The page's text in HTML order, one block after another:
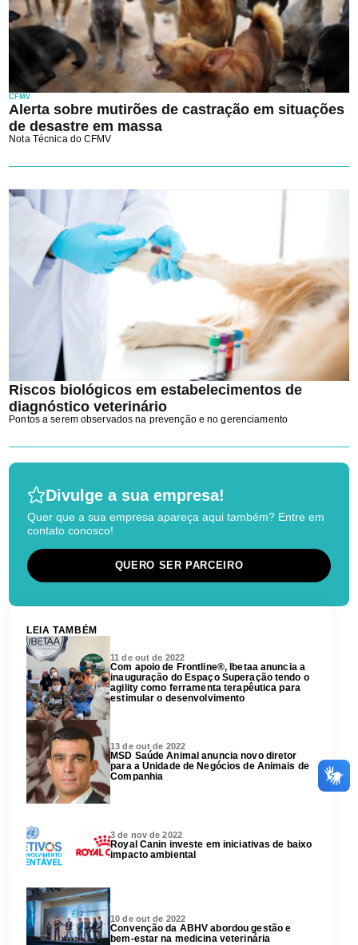
CFMV
Alerta sobre mutirões de castração em situações
de desastre em massa
Nota Técnica do CFMV
Riscos biológicos em estabelecimentos de
diagnóstico veterinário
Pontos a serem observados na prevenção e no gerenciamento
Divulge a sua empresa!
Quer que a sua empresa apareça aqui também? Entre em
contato conosco!
QUERO SER PARCEIRO
LEIA TAMBÉM
11 de out de 2022
Com apoio de Frontline®, Ibetaa anuncia a
inauguração do Espaço Superação tendo o
agility como ferramenta terapêutica para
estimular o desenvolvimento
13 de out de 2022
MSD Saúde Animal anuncia novo diretor
para a Unidade de Negócios de Animais de
Companhia
3 de nov de 2022
Royal Canin investe em iniciativas de baixo
impacto ambiental
10 de out de 2022
Convenção da ABHV abordou gestão e
bem-estar na medicina veterinária